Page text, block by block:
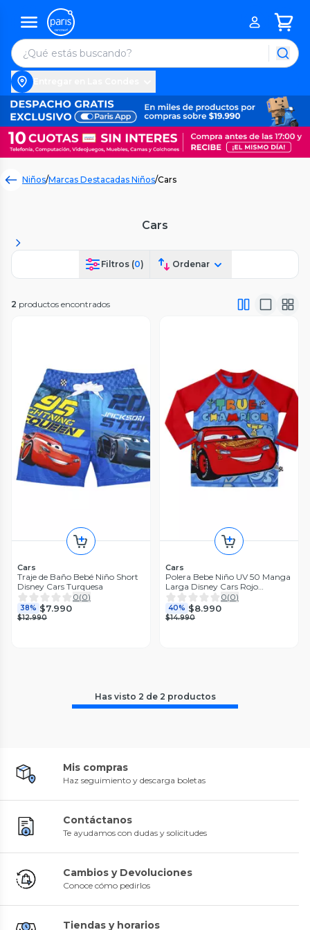
Niños/Marcas Destacadas Niños/Cars
Cars
Filtros (0) Ordenar
2 productos encontrados
Cars
Traje de Baño Bebé Niño Short
Disney Cars Turquesa
0(0)
38% $7.990
$12.990
Cars
Polera Bebe Niño UV 50 Manga
Larga Disney Cars Rojo
Amaranto
0(0)
40% $8.990
$14.990
Has visto 2 de 2 productos
Mis compras
Haz seguimiento y descarga boletas
Contáctanos
Te ayudamos con dudas y solicitudes
Cambios y Devoluciones
Conoce cómo pedirlos
Tiendas y horarios